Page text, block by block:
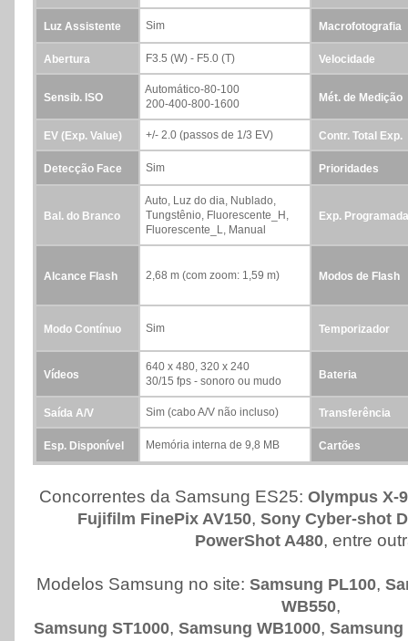
Luz Assistente Sim Macrofotografia
Abertura F3.5 (W) - F5.0 (T) Velocidade
Sensib. ISO
Automático-80-100
200-400-800-1600
Mét. de Medição
EV (Exp. Value) +/- 2.0 (passos de 1/3 EV) Contr. Total Exp.
Detecção Face Sim Prioridades
Bal. do Branco
Auto, Luz do dia, Nublado,
Tungstênio, Fluorescente_H,
Fluorescente_L, Manual
Exp. Programada
Alcance Flash 2,68 m (com zoom: 1,59 m) Modos de Flash
Modo Contínuo Sim Temporizador
Vídeos
640 x 480, 320 x 240
30/15 fps - sonoro ou mudo
Bateria
Saída A/V Sim (cabo A/V não incluso) Transferência
Esp. Disponível Memória interna de 9,8 MB Cartões
Concorrentes da Samsung ES25: Olympus X-
Fujifilm FinePix AV150, Sony Cyber-shot
PowerShot A480, entre
Modelos Samsung no site: Samsung PL100,
WB550,
Samsung ST1000, Samsung WB1000, Samsung